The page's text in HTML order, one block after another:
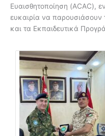
Ευαισθητοποίηση (ACAC),
ευκαιρία να παρουσιάσουν
και τα Εκπαιδευτικά